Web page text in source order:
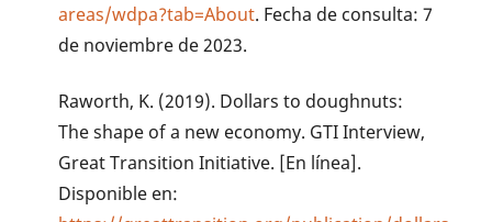
areas/wdpa?tab=About. Fecha de consulta: 7
de noviembre de 2023.
Raworth, K. (2019). Dollars to doughnuts:
The shape of a new economy. GTI Interview,
Great Transition Initiative. [En línea].
Disponible en: